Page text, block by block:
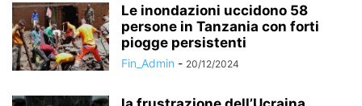
Le inondazioni uccidono 58
persone in Tanzania con forti
piogge persistenti
Fin_Admin - 20/12/2024